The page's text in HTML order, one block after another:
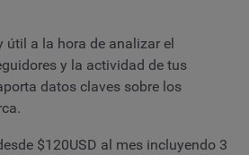
útil a la hora de analizar el
y la actividad de tus
datos claves sobre los
$120USD al mes incluyendo 3